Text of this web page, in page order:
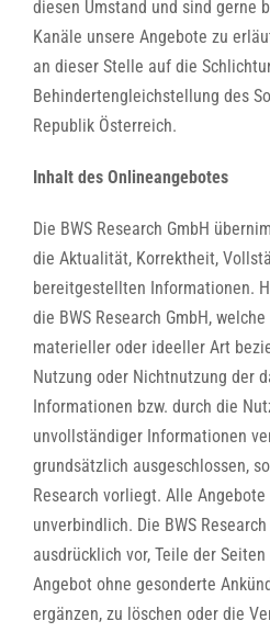
diesen Umstand und sind gerne
Kanäle unsere Angebote zu
an dieser Stelle auf die
Behindertengleichstellung des
Republik Österreich.
Inhalt des Onlineangebotes
Die BWS Research GmbH
die Aktualität, Korrektheit,
bereitgestellten Informationen.
die BWS Research GmbH,
materieller oder ideeller Art
Nutzung oder Nichtnutzung der
Informationen bzw. durch die
unvollständiger Informationen
grundsätzlich ausgeschlossen,
Research vorliegt. Alle
unverbindlich. Die BWS
ausdrücklich vor, Teile der
Angebot ohne gesonderte
ergänzen, zu löschen oder die